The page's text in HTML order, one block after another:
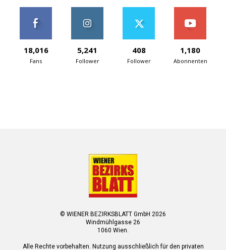
18,016
Fans
5,241
Follower
408
Follower
1,180
Abonnenten
© WIENER BEZIRKSBLATT GmbH 2026
Windmühlgasse 26
1060 Wien.
Alle Rechte vorbehalten. Nutzung ausschließlich für den privaten